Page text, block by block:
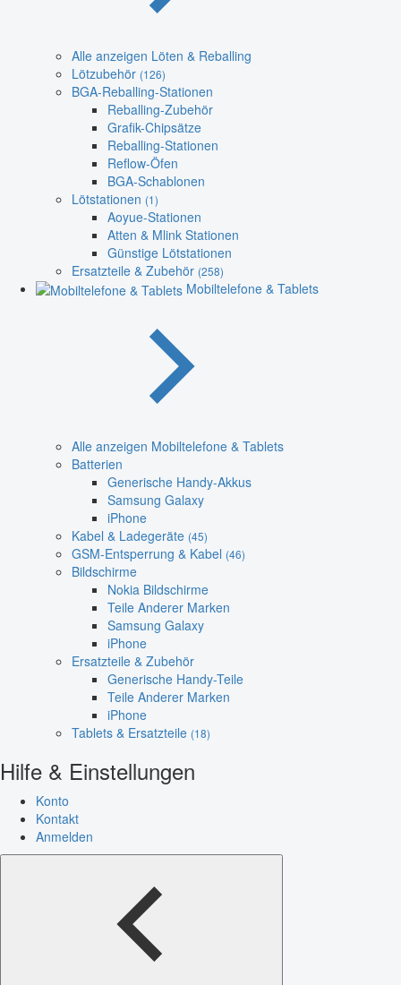
Alle anzeigen Löten & Reballing
Lötzubehör (126)
BGA-Reballing-Stationen
Reballing-Zubehör
Grafik-Chipsätze
Reballing-Stationen
Reflow-Öfen
BGA-Schablonen
Lötstationen (1)
Aoyue-Stationen
Atten & Mlink Stationen
Günstige Lötstationen
Ersatzteile & Zubehör (258)
Mobiltelefone & Tablets
Alle anzeigen Mobiltelefone & Tablets
Batterien
Generische Handy-Akkus
Samsung Galaxy
iPhone
Kabel & Ladegeräte (45)
GSM-Entsperrung & Kabel (46)
Bildschirme
Nokia Bildschirme
Teile Anderer Marken
Samsung Galaxy
iPhone
Ersatzteile & Zubehör
Generische Handy-Teile
Teile Anderer Marken
iPhone
Tablets & Ersatzteile (18)
Hilfe & Einstellungen
Konto
Kontakt
Anmelden